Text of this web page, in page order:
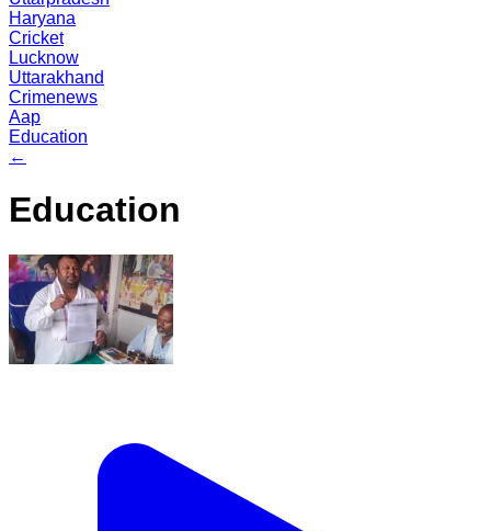
Haryana
Cricket
Lucknow
Uttarakhand
Crimenews
Aap
Education
←
Education